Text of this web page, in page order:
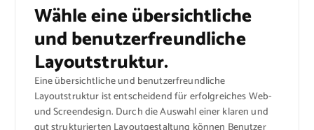
Wähle eine übersichtliche
und benutzerfreundliche
Layoutstruktur.
Eine übersichtliche und benutzerfreundliche
Layoutstruktur ist entscheidend für erfolgreiches Web-
und Screendesign. Durch die Auswahl einer klaren und